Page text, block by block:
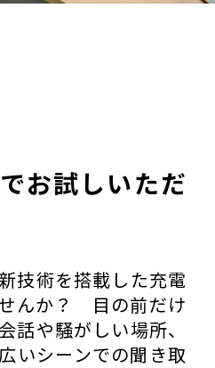
お試しいただ
技術を搭載した充電
んか？ 目の前だけ
話や騒がしい場所、
いシーンでの聞き取